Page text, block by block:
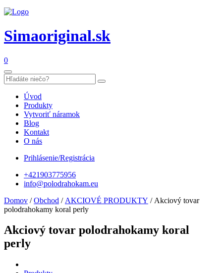
Simaoriginal.sk
0
Úvod
Produkty
Vytvoriť náramok
Blog
Kontakt
O nás
Prihlásenie/Registrácia
+421903775956
info@polodrahokam.eu
Domov /Obchod / AKCIOVÉ PRODUKTY / Akciový tovar
polodrahokamy koral perly
Akciový tovar polodrahokamy koral
perly